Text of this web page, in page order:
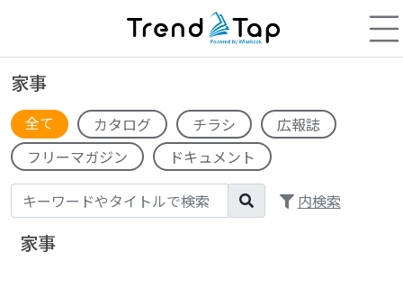
家事
全て カタログ チラシ
広報誌
フリーマガジン
ドキュメント
内検索
家事